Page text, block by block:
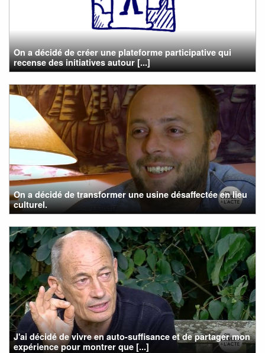
On a décidé de créer une plateforme participative qui
recense des initiatives autour [...]
On a décidé de transformer une usine désaffectée en lieu
culturel.
J'ai décidé de vivre en auto-suffisance et de partager mon
expérience pour montrer que [...]